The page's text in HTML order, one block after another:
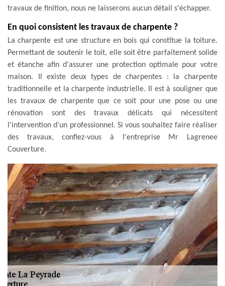
travaux de finition, nous ne laisserons aucun détail s'échapper.
En quoi consistent les travaux de charpente ?
La charpente est une structure en bois qui constitue la toiture.
Permettant de soutenir le toit, elle soit être parfaitement solide
et étanche afin d'assurer une protection optimale pour votre
maison. Il existe deux types de charpentes : la charpente
traditionnelle et la charpente industrielle. Il est à souligner que
les travaux de charpente que ce soit pour une pose ou une
rénovation sont des travaux délicats qui nécessitent
l'intervention d'un professionnel. Si vous souhaitez faire réaliser
des travaux, confiez-vous à l'entreprise Mr Lagrenee
Couverture.